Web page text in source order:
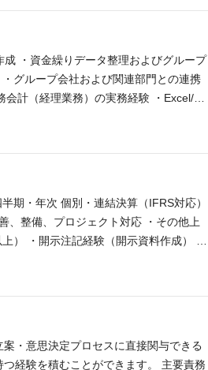
サルティング会社での勤務経験 ・簿記1
テム経験 ・J-SOXもしくはUS-SOX経
・資金繰りデータ整理およびグループ
グループ会社および関連部門との連携
計（経理業務）の実務経験 ・Excel/PP
・社内外のステークホルダーとの協
ど 会計ソフトの使用経験（SAP等）
ンサルティング会社での勤務経験 （ex
期・年次 個別・連結決算（IFRS対応）
、整備、プロジェクト対応 ・その他上
） ・開示注記経験（開示資料作成） ・
【あれば尚可】 ・J-SOXもしくはUS-
社での経理経験 ・製造業での原価計
・意思決定プロセスに直接関与できる
経験を積むことができます。 主要責務